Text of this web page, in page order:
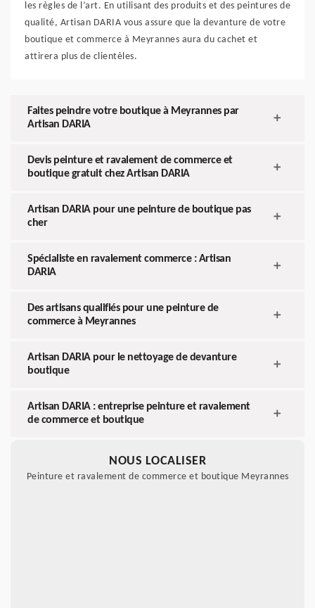
les règles de l’art. En utilisant des produits et des peintures de
qualité, Artisan DARIA vous assure que la devanture de votre
boutique et commerce à Meyrannes aura du cachet et
attirera plus de clientèles.
Faites peindre votre boutique à Meyrannes par
Artisan DARIA
Devis peinture et ravalement de commerce et
boutique gratuit chez Artisan DARIA
Artisan DARIA pour une peinture de boutique pas
cher
Spécialiste en ravalement commerce : Artisan
DARIA
Des artisans qualifiés pour une peinture de
commerce à Meyrannes
Artisan DARIA pour le nettoyage de devanture
boutique
Artisan DARIA : entreprise peinture et ravalement
de commerce et boutique
NOUS LOCALISER
Peinture et ravalement de commerce et boutique Meyrannes